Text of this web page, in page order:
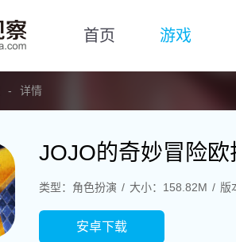
首页 游戏
详情
JOJO的奇妙冒险
类型：角色扮演 大小：158.82M 版
安卓下载